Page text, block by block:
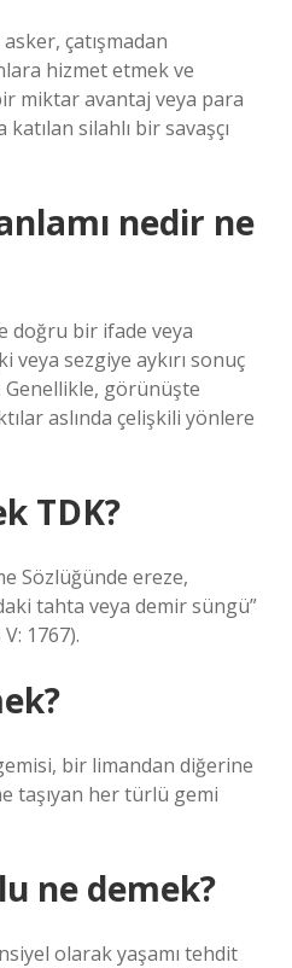
çatışmadan
hizmet etmek ve
miktar avantaj veya para
silahlı bir savaşçı
nedir ne
doğru bir ifade veya
sezgiye aykırı sonuç
Genellikle, görünüşte
aslında çelişkili yönlere
TDK?
Sözlüğünde ereze,
tahta veya demir süngü”
1767).
bir limandan diğerine
taşıyan her türlü gemi
ne demek?
olarak yaşamı tehdit